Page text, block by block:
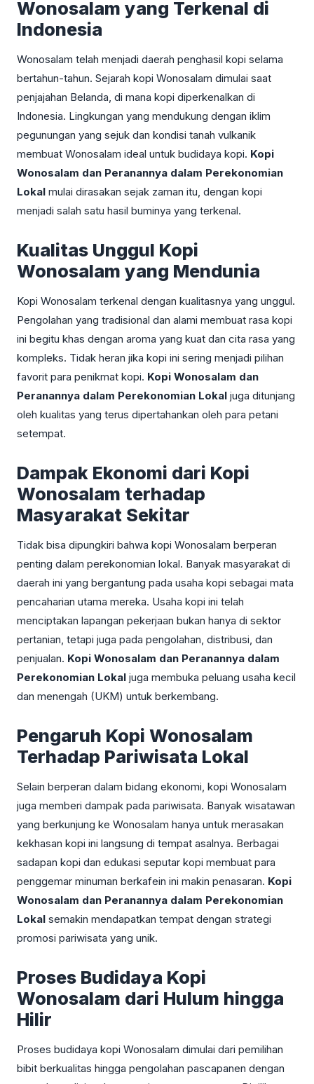
Wonosalam yang Terkenal di
Indonesia
Wonosalam telah menjadi daerah penghasil kopi selama
bertahun-tahun. Sejarah kopi Wonosalam dimulai saat
penjajahan Belanda, di mana kopi diperkenalkan di
Indonesia. Lingkungan yang mendukung dengan iklim
pegunungan yang sejuk dan kondisi tanah vulkanik
membuat Wonosalam ideal untuk budidaya kopi. Kopi
Wonosalam dan Peranannya dalam Perekonomian
Lokal mulai dirasakan sejak zaman itu, dengan kopi
menjadi salah satu hasil buminya yang terkenal.
Kualitas Unggul Kopi
Wonosalam yang Mendunia
Kopi Wonosalam terkenal dengan kualitasnya yang unggul.
Pengolahan yang tradisional dan alami membuat rasa kopi
ini begitu khas dengan aroma yang kuat dan cita rasa yang
kompleks. Tidak heran jika kopi ini sering menjadi pilihan
favorit para penikmat kopi. Kopi Wonosalam dan
Peranannya dalam Perekonomian Lokal juga ditunjang
oleh kualitas yang terus dipertahankan oleh para petani
setempat.
Dampak Ekonomi dari Kopi
Wonosalam terhadap
Masyarakat Sekitar
Tidak bisa dipungkiri bahwa kopi Wonosalam berperan
penting dalam perekonomian lokal. Banyak masyarakat di
daerah ini yang bergantung pada usaha kopi sebagai mata
pencaharian utama mereka. Usaha kopi ini telah
menciptakan lapangan pekerjaan bukan hanya di sektor
pertanian, tetapi juga pada pengolahan, distribusi, dan
penjualan. Kopi Wonosalam dan Peranannya dalam
Perekonomian Lokal juga membuka peluang usaha kecil
dan menengah (UKM) untuk berkembang.
Pengaruh Kopi Wonosalam
Terhadap Pariwisata Lokal
Selain berperan dalam bidang ekonomi, kopi Wonosalam
juga memberi dampak pada pariwisata. Banyak wisatawan
yang berkunjung ke Wonosalam hanya untuk merasakan
kekhasan kopi ini langsung di tempat asalnya. Berbagai
sadapan kopi dan edukasi seputar kopi membuat para
penggemar minuman berkafein ini makin penasaran. Kopi
Wonosalam dan Peranannya dalam Perekonomian
Lokal semakin mendapatkan tempat dengan strategi
promosi pariwisata yang unik.
Proses Budidaya Kopi
Wonosalam dari Hulum hingga
Hilir
Proses budidaya kopi Wonosalam dimulai dari pemilihan
bibit berkualitas hingga pengolahan pascapanen dengan